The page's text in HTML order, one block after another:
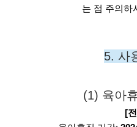
는 점 주의하
5. 사
(1) 육아
[